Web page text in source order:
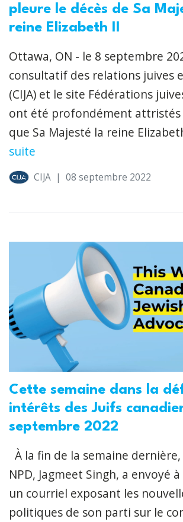
pleure le décès de Sa
reine Elizabeth II
Ottawa, ON - le 8 septembre
consultatif des relations juives
(CIJA) et le site Fédérations
ont été profondément
que Sa Majesté la reine
suite
CIJA | 08 septembre 2022
Cette semaine dans la
intérêts des Juifs
septembre 2022
À la fin de la semaine
NPD, Jagmeet Singh, a envoyé
un courriel exposant les
politiques de son parti sur le